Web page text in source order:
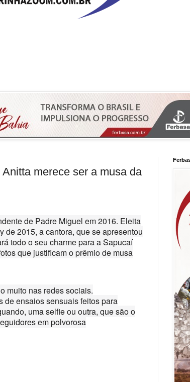
merece ser a musa da
de Padre Miguel em 2016. Eleita
de 2015, a cantora, que se apresentou
todo o seu charme para a Sapucaí
que justificam o prêmio de musa
muito nas redes sociais.
de ensaios sensuais feitos para
uma selfie ou outra, que são o
em polvorosa